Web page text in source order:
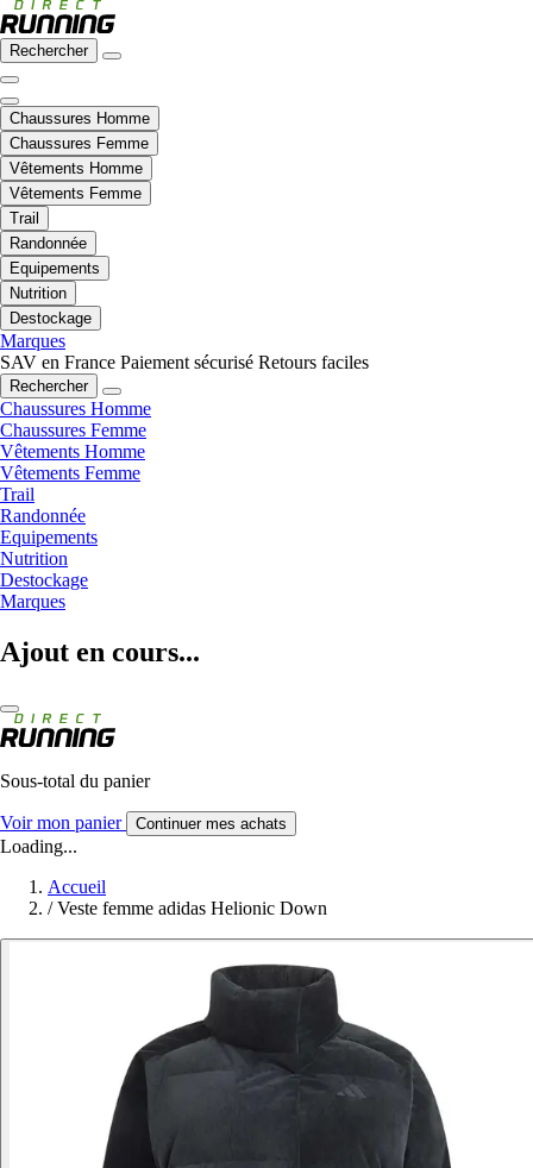
Rechercher
Chaussures Homme
Chaussures Femme
Vêtements Homme
Vêtements Femme
Trail
Randonnée
Equipements
Nutrition
Destockage
Marques
SAV en France Paiement sécurisé Retours faciles
Rechercher
Chaussures Homme
Chaussures Femme
Vêtements Homme
Vêtements Femme
Trail
Randonnée
Equipements
Nutrition
Destockage
Marques
Ajout en cours...
Sous-total du panier
Voir mon panier Continuer mes achats
Loading...
Accueil
/ Veste femme adidas Helionic Down